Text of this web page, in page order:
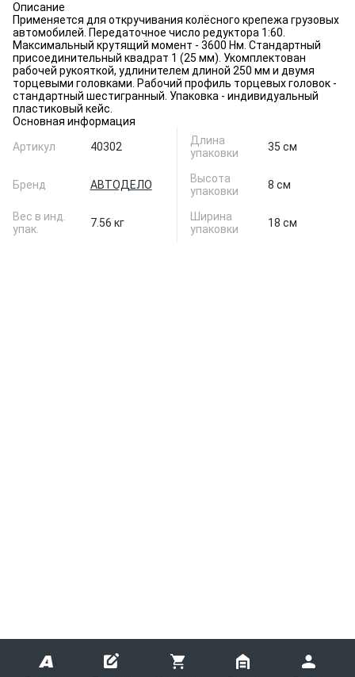
Описание
Применяется для откручивания колёсного крепежа грузовых
автомобилей. Передаточное число редуктора 1:60.
Максимальный крутящий момент - 3600 Нм. Стандартный
присоединительный квадрат 1 (25 мм). Укомплектован
рабочей рукояткой, удлинителем длиной 250 мм и двумя
торцевыми головками. Рабочий профиль торцевых головок -
стандартный шестигранный. Упаковка - индивидуальный
пластиковый кейс.
Основная информация
Артикул
40302
Бренд АВТОДЕЛО
Вес в инд.
упак.
7.56 кг
Длина
упаковки
35 см
Высота
упаковки
8 см
Ширина
упаковки
18 см